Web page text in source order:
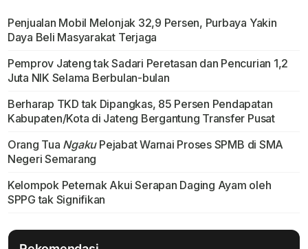
Penjualan Mobil Melonjak 32,9 Persen, Purbaya Yakin
Daya Beli Masyarakat Terjaga
Pemprov Jateng tak Sadari Peretasan dan Pencurian 1,2
Juta NIK Selama Berbulan-bulan
Berharap TKD tak Dipangkas, 85 Persen Pendapatan
Kabupaten/Kota di Jateng Bergantung Transfer Pusat
Orang Tua NgakuPejabat Warnai Proses SPMB di SMA
Negeri Semarang
Kelompok Peternak Akui Serapan Daging Ayam oleh
SPPG tak Signifikan